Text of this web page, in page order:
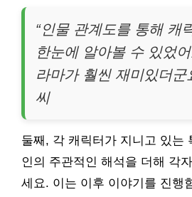
“인물 관계도를 통해 캐
한눈에 알아볼 수 있었
라마가 훨씬 재미있더군
씨
둘째, 각 캐릭터가 지니고 있는
인의 주관적인 해석을 더해 각
세요. 이는 이후 이야기를 진행